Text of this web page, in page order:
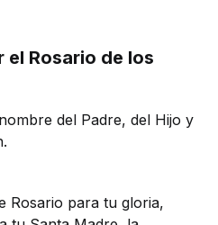
el Rosario de los
del Padre, del Hijo y
Rosario para tu gloria,